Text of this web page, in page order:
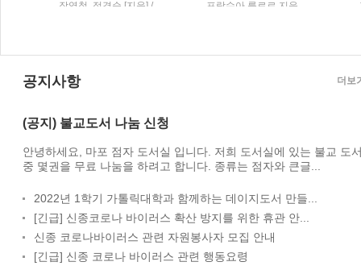
장영철, 정경순 [지음] /
프랑수아 를로르 지음
공지사항
(공지) 불교도서 나눔 신청
안녕하세요, 마포 점자 도서실 입니다. 저희 도서실에 있는 불교 도
중 몇권을 무료 나눔을 하려고 합니다. 종류는 점자와 큰글...
2022년 1학기 가톨릭대학과 함께하는 데이지도서 만들...
[긴급] 신종코로나 바이러스 확산 방지를 위한 휴관 안...
신종 코로나바이러스 관련 자원봉사자 모집 안내
[긴급] 신종 코로나 바이러스 관련 행동요령
더보